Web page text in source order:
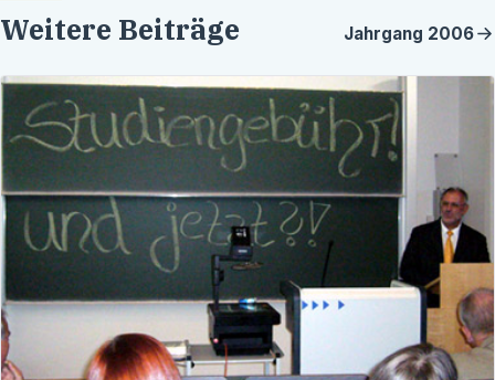
Weitere Beiträge Jahrgang 2006